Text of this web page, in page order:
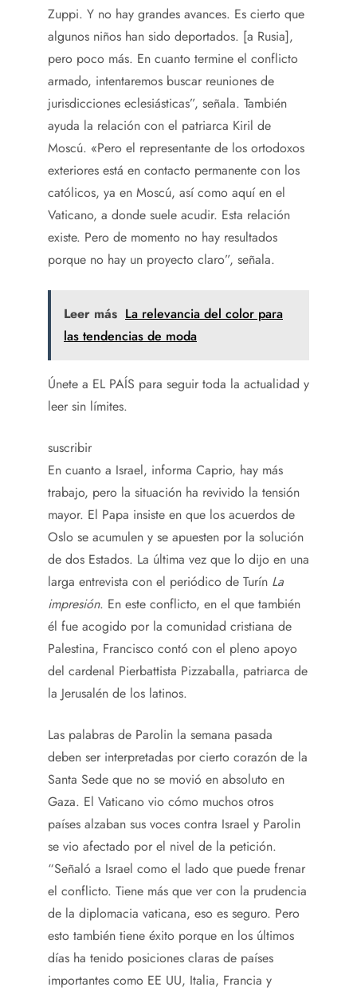
Zuppi. Y no hay grandes avances. Es cierto que
algunos niños han sido deportados. [a Rusia],
pero poco más. En cuanto termine el conflicto
armado, intentaremos buscar reuniones de
jurisdicciones eclesiásticas”, señala. También
ayuda la relación con el patriarca Kiril de
Moscú. «Pero el representante de los ortodoxos
exteriores está en contacto permanente con los
católicos, ya en Moscú, así como aquí en el
Vaticano, a donde suele acudir. Esta relación
existe. Pero de momento no hay resultados
porque no hay un proyecto claro”, señala.
Leer más La relevancia del color para
las tendencias de moda
Únete a EL PAÍS para seguir toda la actualidad y
leer sin límites.
suscribir
En cuanto a Israel, informa Caprio, hay más
trabajo, pero la situación ha revivido la tensión
mayor. El Papa insiste en que los acuerdos de
Oslo se acumulen y se apuesten por la solución
de dos Estados. La última vez que lo dijo en una
larga entrevista con el periódico de Turín La
impresión. En este conflicto, en el que también
él fue acogido por la comunidad cristiana de
Palestina, Francisco contó con el pleno apoyo
del cardenal Pierbattista Pizzaballa, patriarca de
la Jerusalén de los latinos.
Las palabras de Parolin la semana pasada
deben ser interpretadas por cierto corazón de la
Santa Sede que no se movió en absoluto en
Gaza. El Vaticano vio cómo muchos otros
países alzaban sus voces contra Israel y Parolin
se vio afectado por el nivel de la petición.
“Señaló a Israel como el lado que puede frenar
el conflicto. Tiene más que ver con la prudencia
de la diplomacia vaticana, eso es seguro. Pero
esto también tiene éxito porque en los últimos
días ha tenido posiciones claras de países
importantes como EE UU, Italia, Francia y